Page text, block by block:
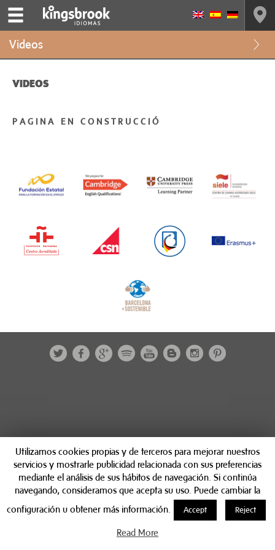
Videos
VIDEOS
P A G I N A E N C O N S T R U C C I Ó
Utilizamos cookies propias y de terceros para mejorar nuestros
servicios y mostrarle publicidad relacionada con sus preferencias
mediante el análisis de sus hábitos de navegación. Si continúa
navegando, consideramos que acepta su uso. Puede cambiar la
configuración u obtener más información.
Accept Reject
Read More